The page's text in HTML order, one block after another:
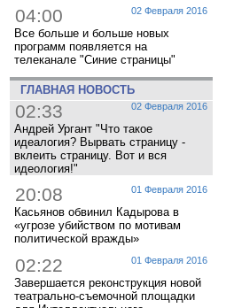
02 Февраля 2016
04:00
Все больше и больше новых
программ появляется на
телеканале "Синие страницы"
ГЛАВНАЯ НОВОСТЬ
02 Февраля 2016
02:33
Андрей Ургант "Что такое
идеалогия? Вырвать страницу -
вклеить страницу. Вот и вся
идеология!"
01 Февраля 2016
20:08
Касьянов обвинил Кадырова в
«угрозе убийством по мотивам
политической вражды»
01 Февраля 2016
02:22
Завершается реконструкция новой
театрально-съемочной площадки